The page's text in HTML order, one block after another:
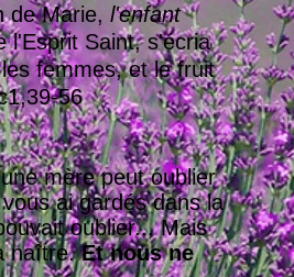
de Marie, l'enfant
l'Esprit Saint, s'écria
femmes, et le fruit
56
mère peut oublier
ai gardés dans la
oublier... Mais
naître.Et nous ne